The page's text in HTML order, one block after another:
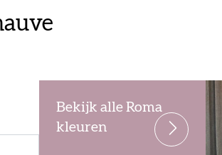
Bekijk alle Roma
kleuren